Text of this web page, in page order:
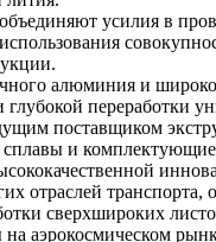
усилия в
алюминия и
глубокой переработки
поставщиком
и
отраслей транспорта,
сверхшироких
аэрокосмическом